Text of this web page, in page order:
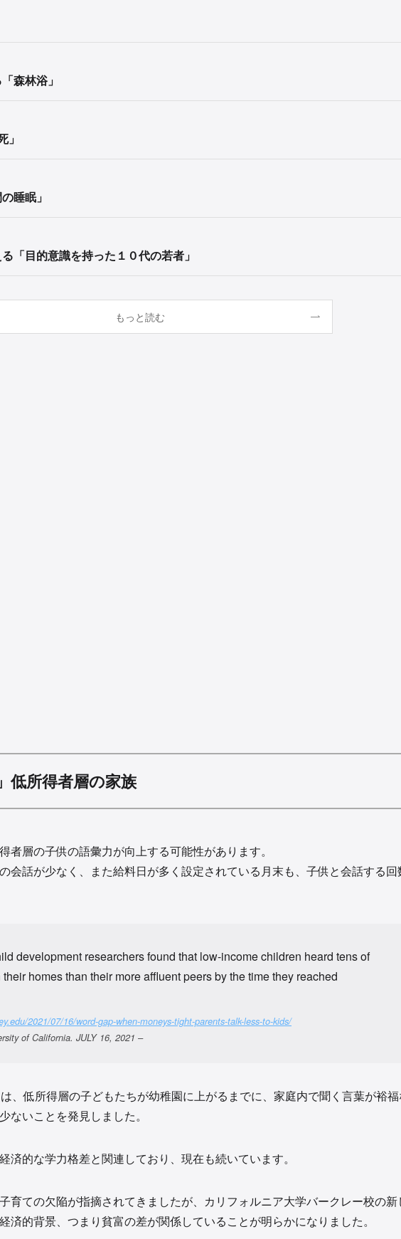
森林浴」
」
睡眠」
「目的意識を持った１０代の若者」
もっと読む
低所得者層の家族
者層の子供の語彙力が向上する可能性があります。
会話が少なく、また給料日が多く設定されている月末も、子供と会話する回
development researchers found that low-income children heard tens of
homes than their more affluent peers by the time they reached
2021/07/16/word-gap-when-moneys-tight-parents-talk-less-to-kids/
of California. JULY 16, 2021 –
、低所得層の子どもたちが幼稚園に上がるまでに、家庭内で聞く言葉が裕
ないことを発見しました。
済的な学力格差と関連しており、現在も続いています。
育ての欠陥が指摘されてきましたが、カリフォルニア大学バークレー校の新
済的背景、つまり貧富の差が関係していることが明らかになりました。